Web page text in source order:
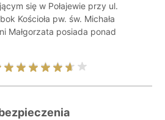
się w Połajewie przy ul.
Kościoła pw. św. Michała
Małgorzata posiada ponad